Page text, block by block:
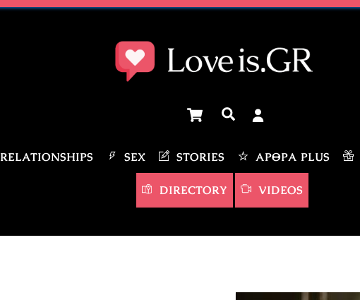
CartΑναζήτηση
RELATIONSHIPS SEX STORIES ΆΡΘΡΑ PLUS
DIRECTORY VIDEOS